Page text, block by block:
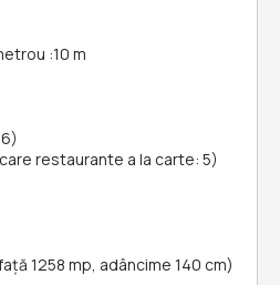
:10 m
restaurante a la carte: 5)
1258 mp, adâncime 140 cm)